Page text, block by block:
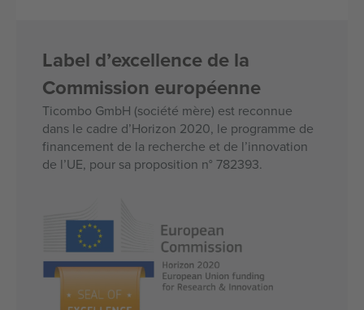
Label d’excellence de la
Commission européenne
Ticombo GmbH (société mère) est reconnue
dans le cadre d’Horizon 2020, le programme de
financement de la recherche et de l’innovation
de l’UE, pour sa proposition n° 782393.